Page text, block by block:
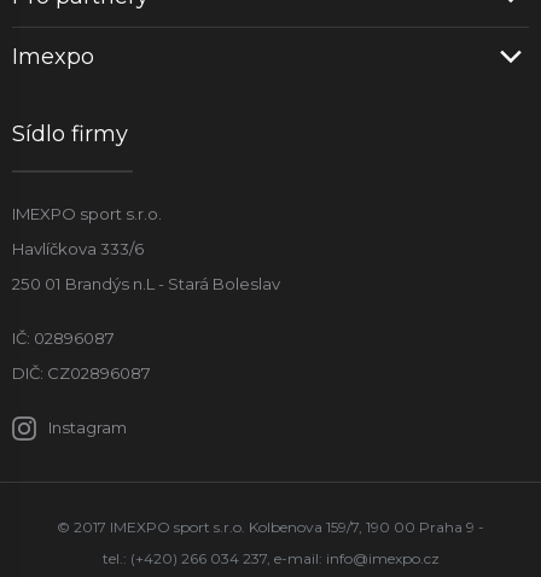
Imexpo
Sídlo firmy
IMEXPO sport s.r.o.
Havlíčkova 333/6
250 01 Brandýs n.L - Stará Boleslav
IČ: 02896087
DIČ: CZ02896087
Instagram
© 2017 IMEXPO sport s.r.o. Kolbenova 159/7, 190 00 Praha 9 -
tel.: (+420) 266 034 237, e-mail: info@imexpo.cz